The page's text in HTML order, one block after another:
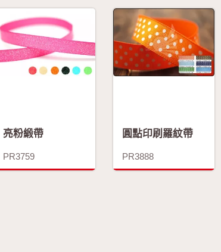
亮粉緞帶
PR3759
圓點印刷羅紋帶
PR3888